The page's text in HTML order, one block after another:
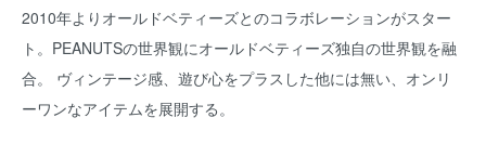
2010年よりオールドベティーズとのコラボレーションがスター
ト。PEANUTSの世界観にオールドベティーズ独自の世界観を融
合。 ヴィンテージ感、遊び心をプラスした他には無い、オンリ
ーワンなアイテムを展開する。